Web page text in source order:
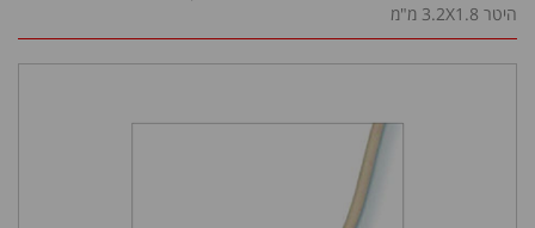
היטר 3.2X1.8 מ"מ